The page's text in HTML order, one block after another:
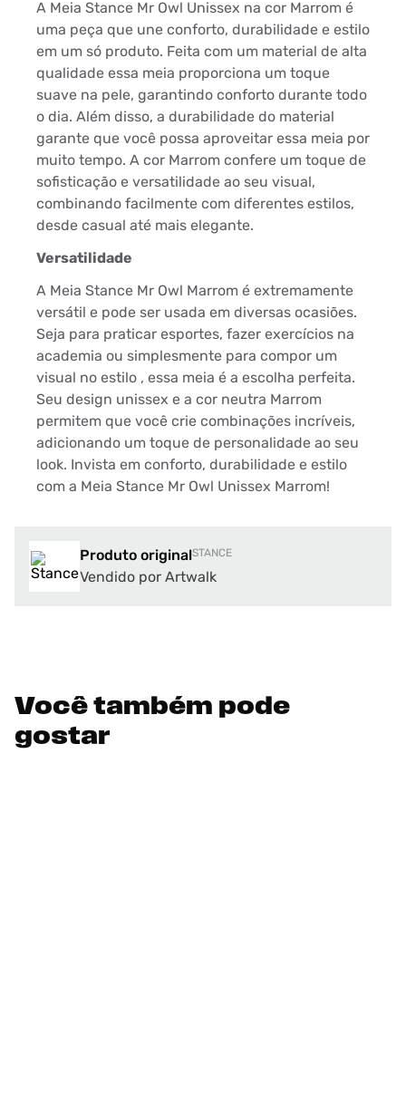
A Meia Stance Mr Owl Unissex na cor Marrom é
uma peça que une conforto, durabilidade e estilo
em um só produto. Feita com um material de alta
qualidade essa meia proporciona um toque
suave na pele, garantindo conforto durante todo
o dia. Além disso, a durabilidade do material
garante que você possa aproveitar essa meia por
muito tempo. A cor Marrom confere um toque de
sofisticação e versatilidade ao seu visual,
combinando facilmente com diferentes estilos,
desde casual até mais elegante.
Versatilidade
A Meia Stance Mr Owl Marrom é extremamente
versátil e pode ser usada em diversas ocasiões.
Seja para praticar esportes, fazer exercícios na
academia ou simplesmente para compor um
visual no estilo , essa meia é a escolha perfeita.
Seu design unissex e a cor neutra Marrom
permitem que você crie combinações incríveis,
adicionando um toque de personalidade ao seu
look. Invista em conforto, durabilidade e estilo
com a Meia Stance Mr Owl Unissex Marrom!
Produto originalSTANCE
Vendido por Artwalk
Você também pode
gostar